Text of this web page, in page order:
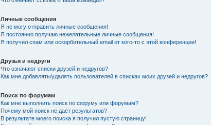
Личные сообщения
Я не могу отправить личные сообщения!
Я постоянно получаю нежелательные личные сообщения!
Я получил спам или оскорбительный email от кого-то с этой конференции!
Друзья и недруги
Что означают списки друзей и недругов?
Как мне добавлять/удалять пользователей в списках моих друзей и недругов?
Поиск по форумам
Как мне выполнить поиск по форуму или форумам?
Почему мой поиск не даёт результатов?
В результате моего поиска я получил пустую страницу!